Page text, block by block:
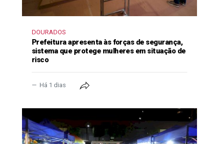
DOURADOS
Prefeitura apresenta às forças de segurança,
sistema que protege mulheres em situação de
risco
Há 1 dias